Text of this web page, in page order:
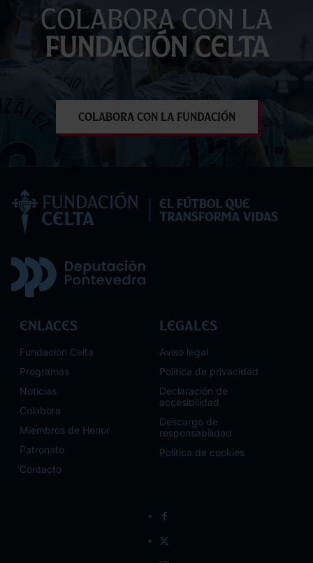
Colabora con la
Fundación Celta
Colabora con la Fundación
Enlaces
Fundación Celta
Programas
Noticias
Colabora
Miembros de Honor
Patronato
Contacto
Legales
Aviso legal
Política de privacidad
Declaración de
accesibilidad
Descargo de
responsabilidad
Política de cookies